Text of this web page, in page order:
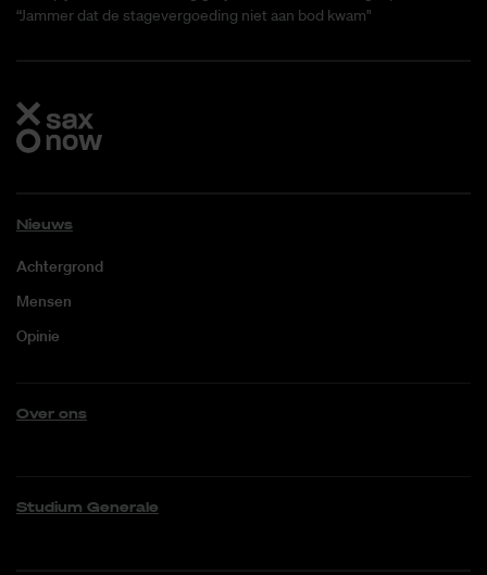
“Jammer dat de stagevergoeding niet aan bod kwam"
Nieuws
Achtergrond
Mensen
Opinie
Over ons
Studium Generale